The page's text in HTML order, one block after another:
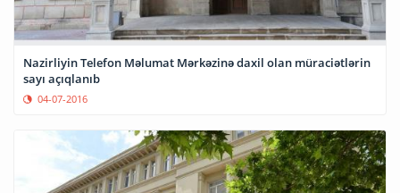
Nazirliyin Telefon Məlumat Mərkəzinə daxil olan müraciətlərin
sayı açıqlanıb
04-07-2016